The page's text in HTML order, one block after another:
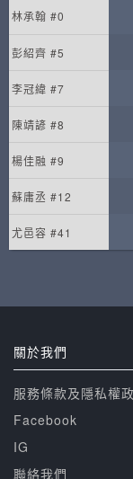
林承翰 #0
彭紹齊 #5
李冠緯 #7
陳靖諺 #8
楊佳融 #9
蘇庸丞 #12
尤邑容 #41
關於我們
服務條款及隱私權
Facebook
IG
聯絡我們